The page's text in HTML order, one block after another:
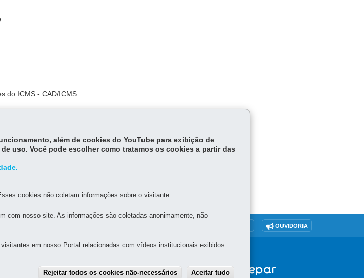
do ICMS - CAD/ICMS
de tributação
OUVIDORIA
MAPA
além de cookies do YouTube para exibição de
uso. Você pode escolher como tratamos os cookies a partir das
cookies não coletam informações sobre o visitante.
com nosso site. As informações são coletadas anonimamente, não
em nosso Portal relacionadas com vídeos institucionais exibidos
Rejeitar todos os cookies não-necessários Aceitar tudo Withdraw consent